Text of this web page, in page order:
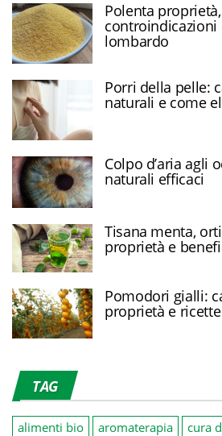
Polenta
lombardo
Porri della pelle:
naturali e come
Colpo d’aria agli
naturali efficaci
Tisana menta,
proprietà e
Pomodori gialli:
proprietà e ricette
TAG
alimenti bio aromaterapia
cura